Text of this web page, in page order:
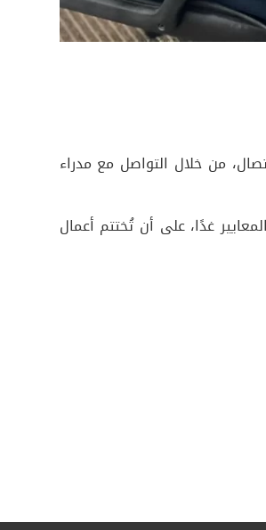
من خلال التواصل مع مدراء
غدًا، على أن تُختتم أعمال